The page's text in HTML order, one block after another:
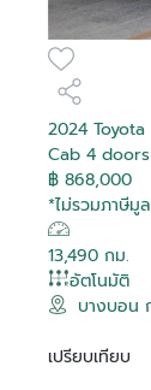
2024
Cab 4 doors
฿ 868,000
*ไม่รวมภาษีมู
13,490 กม.
อัตโนมัติ
บางบอน
เปรียบเทียบ